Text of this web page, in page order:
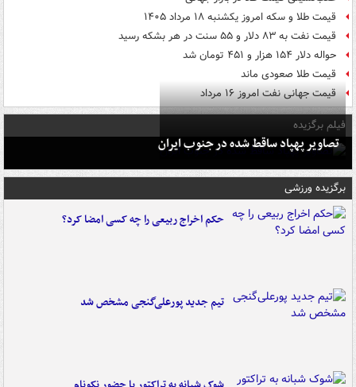
قیمت طلا و سکه امروز یکشنبه ۱۸ مرداد ۱۴۰۵
قیمت نفت به ۸۳ دلار و ۵۵ سنت در هر بشکه رسید
حواله دلار ۱۵۴ هزار و ۴۵۱ تومان شد
قیمت طلا صعودی ماند
قیمت جهانی نفت امروز ۱۶ مرداد
فیلم برگزیده
تصاویر پهپاد ساقط شده در جنوب ایران
برگزیده ورزشی
حکم اخراج ربیعی را چه کسی امضا کرد؟
تیم جدید پورعلی‌گنجی مشخص شد